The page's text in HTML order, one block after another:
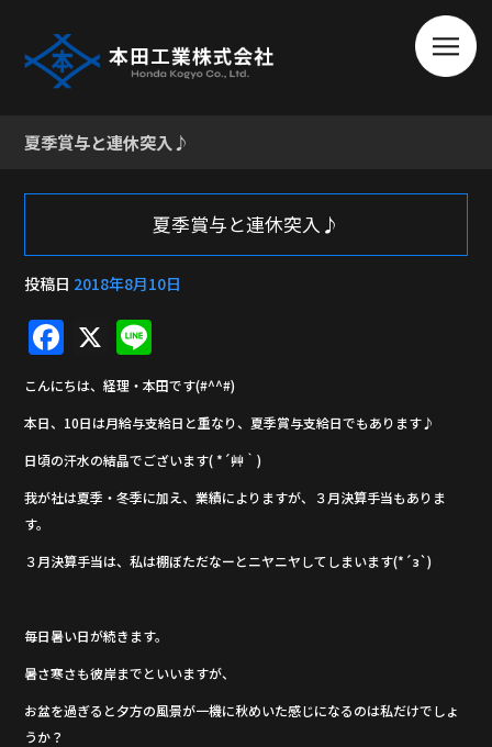
夏季賞与と連休突入♪
夏季賞与と連休突入♪
投稿日 2018年8月10日
F
a
c
e
b
o
o
k
X
n
e
こんにちは、経理・本田です(#^^#)
本日、10日は月給与支給日と重なり、夏季賞与支給日でもあります♪
日頃の汗水の結晶でございます( *´艸｀)
我が社は夏季・冬季に加え、業績によりますが、３月決算手当もありま
す。
３月決算手当は、私は棚ぼただなーとニヤニヤしてしまいます(*´з`)
毎日暑い日が続きます。
暑さ寒さも彼岸までといいますが、
お盆を過ぎると夕方の風景が一機に秋めいた感じになるのは私だけでしょ
うか？